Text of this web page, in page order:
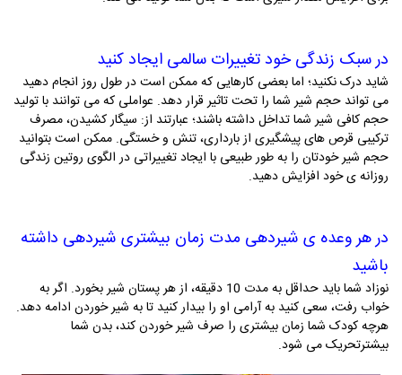
در سبک زندگی خود تغییرات سالمی ایجاد کنید
شاید درک نکنید؛ اما بعضی کارهایی که ممکن است در طول روز انجام دهید
می ­تواند حجم شیر شما را تحت تاثیر قرار دهد. عواملی که می ­توانند با تولید
حجم کافی شیر شما تداخل داشته باشند؛ عبارتند از: سیگار کشیدن، مصرف
ترکیبی قرص ­های پیشگیری از بارداری، تنش و خستگی. ممکن است بتوانید
حجم شیر خودتان را به طور طبیعی با ایجاد تغییراتی در الگوی روتین زندگی
روزانه ­ی خود افزایش دهید.
در هر وعده ­ی شیردهی مدت زمان بیشتری شیردهی داشته
باشید
نوزاد شما باید حداقل به مدت 10 دقیقه، از هر پستان شیر بخورد. اگر به
خواب رفت، سعی کنید به آرامی او را بیدار کنید تا به شیر خوردن ادامه دهد.
هرچه کودک شما زمان بیشتری را صرف شیر خوردن کند، بدن شما
بیشترتحریک می ­شود.